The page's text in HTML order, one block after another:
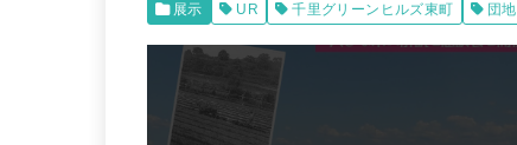
展示 UR 千里グリーンヒルズ東町 団地